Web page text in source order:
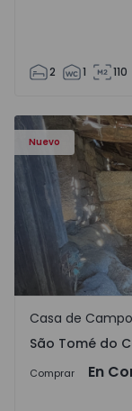
2 1 110
Nuevo
Casa Vila Real,
São Tomé do
Casa de Campo
São Tomé do
Comprar En